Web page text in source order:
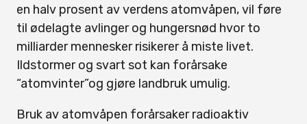
en halv prosent av verdens atomvåpen, vil føre
til ødelagte avlinger og hungersnød hvor to
milliarder mennesker risikerer å miste livet.
Ildstormer og svart sot kan forårsake
“atomvinter”og gjøre landbruk umulig.
Bruk av atomvåpen forårsaker radioaktiv